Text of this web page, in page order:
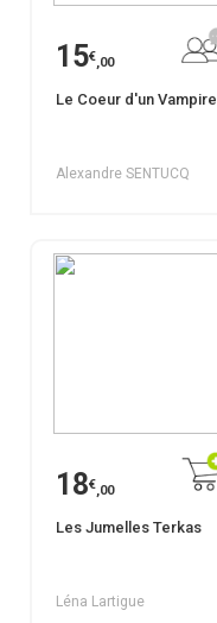
15€,00
Le Coeur d'un Vampire
Alexandre SENTUCQ
18€,00
Les Jumelles Terkas
Léna Lartigue